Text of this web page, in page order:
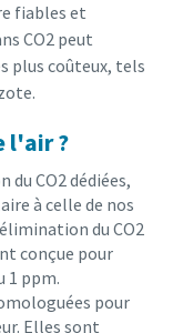
fiables et
CO2 peut
plus coûteux, tels
l'air ?
CO2 dédiées,
à celle de nos
du CO2
conçue pour
1 ppm.
pour
Elles sont